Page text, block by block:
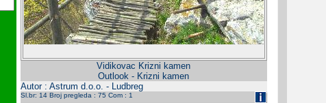
Vidikovac Krizni kamen
Outlook - Krizni kamen
Autor : Astrum d.o.o. - Ludbreg
Sl.br: 14 Broj pregleda : 75 Com : 1